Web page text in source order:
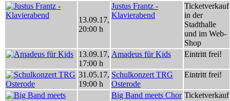
13.09.17,
20:00 h
Justus Frantz -
Klavierabend
Ticketverkauf
in der
Stadthalle
und im Web-
Shop
13.09.17,
17:00 h
Amadeus für Kids Eintritt frei!
31.05.17,
19:00 h
Schulkonzert TRG
Osterode
Eintritt frei!
Big Band meets Chor Ticketverkauf